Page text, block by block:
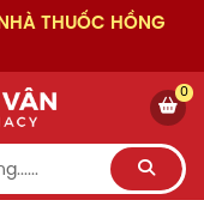
THUỐC HỒNG
0